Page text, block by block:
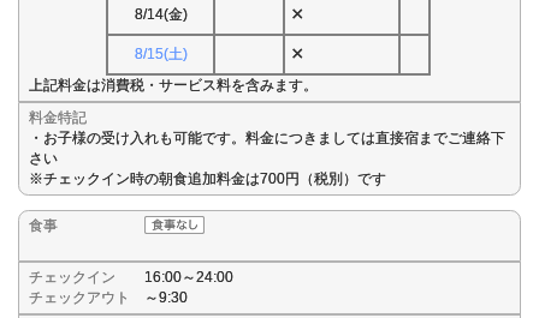
8/14(金) ×
8/15(土) ×
上記料金は消費税・サービス料を含みます。
料金特記
・お子様の受け入れも可能です。料金につきましては直接宿までご連絡下
さい
※チェックイン時の朝食追加料金は700円（税別）です
食事
チェックイン
16:00～24:00
チェックアウト
～9:30